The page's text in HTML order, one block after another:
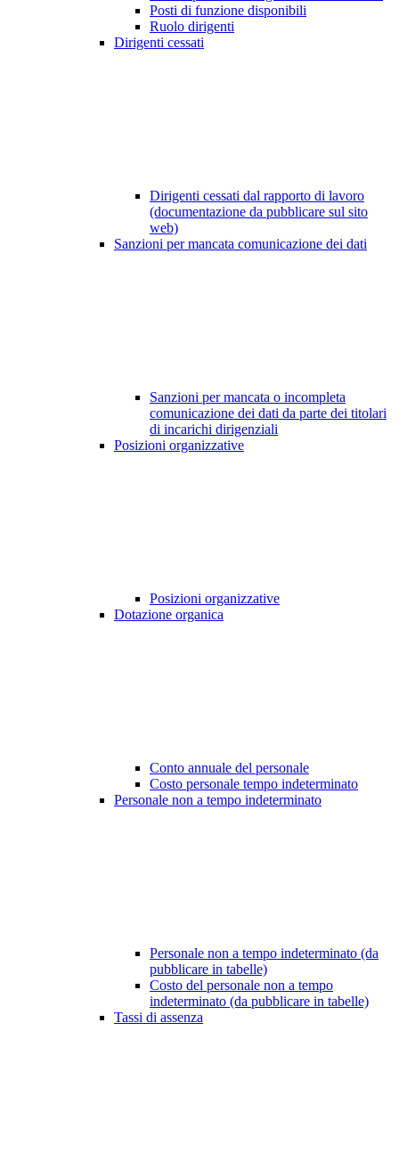
Posti di funzione disponibili
Ruolo dirigenti
Dirigenti cessati
Dirigenti cessati dal rapporto di lavoro
(documentazione da pubblicare sul sito
web)
Sanzioni per mancata comunicazione dei dati
Sanzioni per mancata o incompleta
comunicazione dei dati da parte dei titolari
di incarichi dirigenziali
Posizioni organizzative
Posizioni organizzative
Dotazione organica
Conto annuale del personale
Costo personale tempo indeterminato
Personale non a tempo indeterminato
Personale non a tempo indeterminato (da
pubblicare in tabelle)
Costo del personale non a tempo
indeterminato (da pubblicare in tabelle)
Tassi di assenza